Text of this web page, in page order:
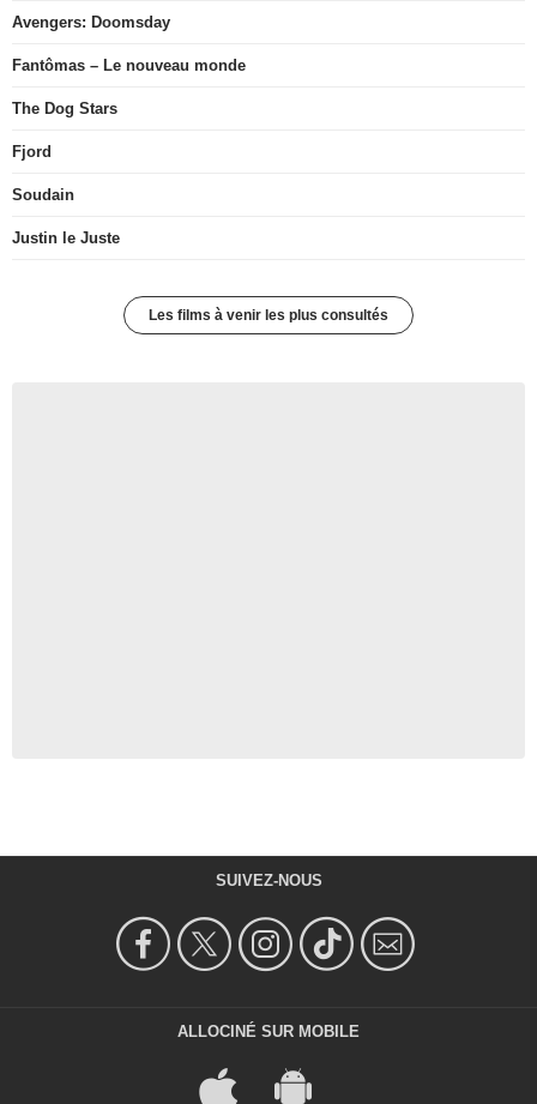
Avengers: Doomsday
Fantômas – Le nouveau monde
The Dog Stars
Fjord
Soudain
Justin le Juste
Les films à venir les plus consultés
SUIVEZ-NOUS
ALLOCINÉ SUR MOBILE